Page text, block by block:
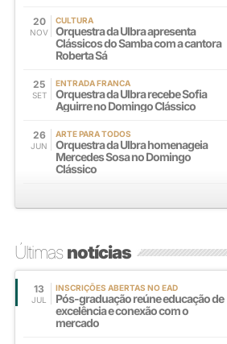
20
NOV
CULTURA
Orquestra da Ulbra apresenta
Clássicos do Samba com a cantora
Roberta Sá
25
SET
ENTRADA FRANCA
Orquestra da Ulbra recebe Sofia
Aguirre no Domingo Clássico
26
JUN
ARTE PARA TODOS
Orquestra da Ulbra homenageia
Mercedes Sosa no Domingo
Clássico
Últimasnotícias
13
JUL
INSCRIÇÕES ABERTAS NO EAD
Pós-graduação reúne educação de
excelência e conexão com o
mercado